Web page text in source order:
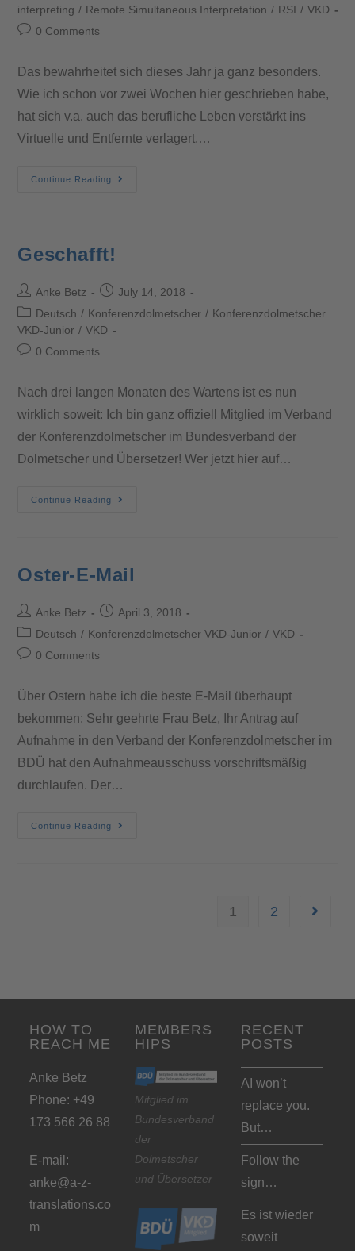
interpreting / Remote Simultaneous Interpretation / RSI / VKD
0 Comments
Das bewahrheitet sich dieses Jahr ja ganz besonders.
Wie ich schon vor zwei Wochen hier geschrieben habe,
hat sich v.a. auch das berufliche Leben verstärkt ins
Virtuelle und Entfernte verlagert.…
Continue Reading
Geschafft!
Anke Betz
July 14, 2018
Deutsch / Konferenzdolmetscher / Konferenzdolmetscher
VKD-Junior / VKD
0 Comments
Nach drei langen Monaten des Wartens ist es nun
wirklich soweit: Ich bin ganz offiziell Mitglied im Verband
der Konferenzdolmetscher im Bundesverband der
Dolmetscher und Übersetzer! Wer jetzt hier auf…
Continue Reading
Oster-E-Mail
Anke Betz
April 3, 2018
Deutsch / Konferenzdolmetscher VKD-Junior / VKD
0 Comments
Über Ostern habe ich die beste E-Mail überhaupt
bekommen: Sehr geehrte Frau Betz, Ihr Antrag auf
Aufnahme in den Verband der Konferenzdolmetscher im
BDÜ hat den Aufnahmeausschuss vorschriftsmäßig
durchlaufen. Der…
Continue Reading
1 2
HOW TO
REACH ME
Anke Betz
Phone: +49
173 566 26 88
E-mail:
anke@a-z-
translations.co
m
MEMBERS
HIPS
Mitglied im
Bundesverband
der
Dolmetscher
und Übersetzer
RECENT
POSTS
AI won’t
replace you.
But…
Follow the
sign…
Es ist wieder
soweit